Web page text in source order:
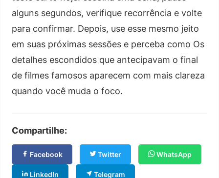
alguns segundos, verifique recorrência e volte
para confirmar. Depois, use esse mesmo jeito
em suas próximas sessões e perceba como Os
detalhes escondidos que antecipavam o final
de filmes famosos aparecem com mais clareza
quando você muda o foco.
Compartilhe:
Facebook Twitter WhatsApp
LinkedIn Telegram